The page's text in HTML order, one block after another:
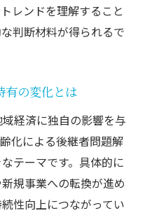
レンドを理解すること
判断材料が得られるで
有の変化とは
経済に独自の影響を与
化による後継者問題解
テーマです。具体的に
規事業への転換が進め
性向上につながってい